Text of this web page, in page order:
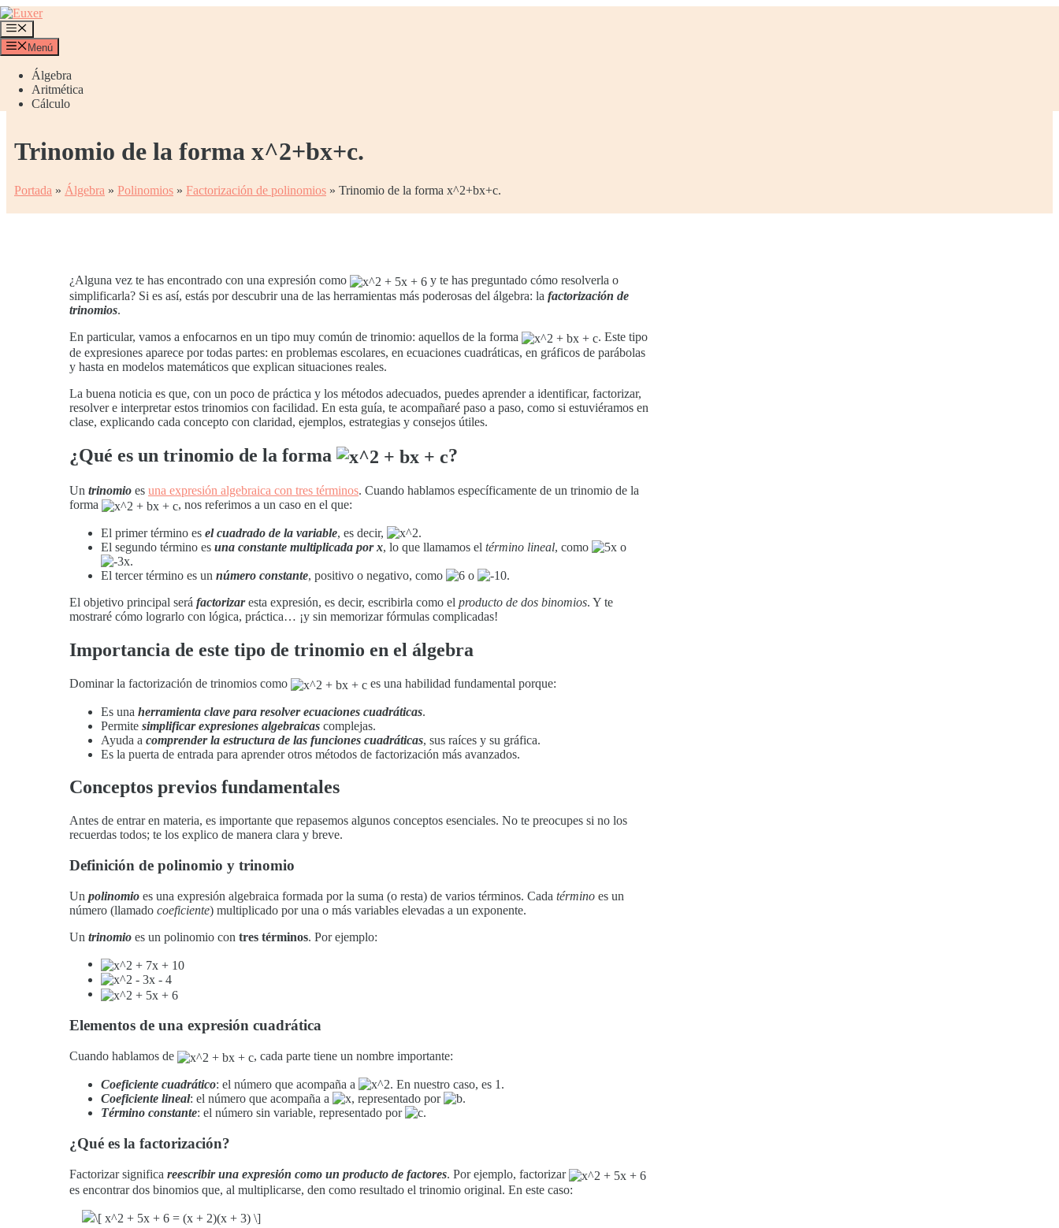
Saltar
al
contenido
Menú
Menú
Álgebra
Aritmética
Cálculo
Trinomio de la forma x^2+bx+c.
Portada » Álgebra » Polinomios » Factorización de polinomios » Trinomio de la forma x^2+bx+c.
¿Alguna vez te has encontrado con una expresión como
y te has preguntado cómo resolverla o
simplificarla? Si es así, estás por descubrir una de las herramientas más poderosas del álgebra: la factorización de
trinomios.
En particular, vamos a enfocarnos en un tipo muy común de trinomio: aquellos de la forma
. Este tipo
de expresiones aparece por todas partes: en problemas escolares, en ecuaciones cuadráticas, en gráficos de parábolas
y hasta en modelos matemáticos que explican situaciones reales.
La buena noticia es que, con un poco de práctica y los métodos adecuados, puedes aprender a identificar, factorizar,
resolver e interpretar estos trinomios con facilidad. En esta guía, te acompañaré paso a paso, como si estuviéramos en
clase, explicando cada concepto con claridad, ejemplos, estrategias y consejos útiles.
¿Qué es un trinomio de la forma ?
Un trinomio es una expresión algebraica con tres términos. Cuando hablamos específicamente de un trinomio de la
forma
, nos referimos a un caso en el que:
El primer término es el cuadrado de la variable, es decir,
.
El segundo término es una constante multiplicada por x, lo que llamamos el término lineal, como
o
.
El tercer término es un número constante, positivo o negativo, como o
.
El objetivo principal será factorizaresta expresión, es decir, escribirla como el producto de dos binomios. Y te
mostraré cómo lograrlo con lógica, práctica… ¡y sin memorizar fórmulas complicadas!
Importancia de este tipo de trinomio en el álgebra
Dominar la factorización de trinomios como es una habilidad fundamental porque:
Es una herramienta clave para resolver ecuaciones cuadráticas.
Permite simplificar expresiones algebraicas complejas.
Ayuda a comprender la estructura de las funciones cuadráticas, sus raíces y su gráfica.
Es la puerta de entrada para aprender otros métodos de factorización más avanzados.
Conceptos previos fundamentales
Antes de entrar en materia, es importante que repasemos algunos conceptos esenciales. No te preocupes si no los
recuerdas todos; te los explico de manera clara y breve.
Definición de polinomio y trinomio
Un polinomio es una expresión algebraica formada por la suma (o resta) de varios términos. Cada término es un
número (llamado coeficiente) multiplicado por una o más variables elevadas a un exponente.
Un trinomio es un polinomio con tres términos. Por ejemplo:
Elementos de una expresión cuadrática
Cuando hablamos de , cada parte tiene un nombre importante:
Coeficiente cuadrático: el número que acompaña a
. En nuestro caso, es 1.
Coeficiente lineal: el número que acompaña a , representado por
.
Término constante: el número sin variable, representado por .
¿Qué es la factorización?
Factorizar significa reescribir una expresión como un producto de factores. Por ejemplo, factorizar
es encontrar dos binomios que, al multiplicarse, den como resultado el trinomio original. En este caso: